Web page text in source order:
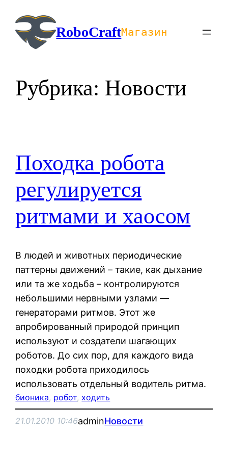
содержимомуRoboCraftМагазин
Рубрика: Новости
Походка робота
регулируется
ритмами и хаосом
В людей и животных периодические
паттерны движений – такие, как дыхание
или та же ходьба – контролируются
небольшими нервными узлами —
генераторами ритмов. Этот же
апробированный природой принцип
используют и создатели шагающих
роботов. До сих пор, для каждого вида
походки робота приходилось
использовать отдельный водитель ритма.
бионика, робот, ходить
21.01.2010 10:46adminНовости